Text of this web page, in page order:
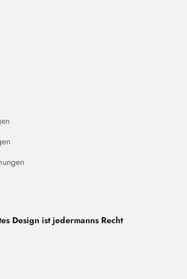
Design ist jedermanns Recht